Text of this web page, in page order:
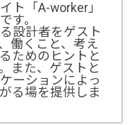
ト「A-worker」
す。
設計者をゲスト
働くこと、考え
ためのヒントと
また、ゲストと
ーションによっ
る場を提供しま